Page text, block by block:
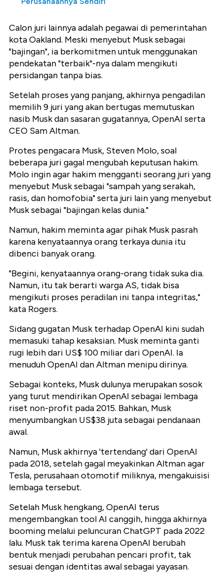
Calon juri lainnya adalah pegawai di pemerintahan
kota Oakland. Meski menyebut Musk sebagai
"bajingan", ia berkomitmen untuk menggunakan
pendekatan "terbaik"-nya dalam mengikuti
persidangan tanpa bias.
Setelah proses yang panjang, akhirnya pengadilan
memilih 9 juri yang akan bertugas memutuskan
nasib Musk dan sasaran gugatannya, OpenAI serta
CEO Sam Altman.
Protes pengacara Musk, Steven Molo, soal
beberapa juri gagal mengubah keputusan hakim.
Molo ingin agar hakim mengganti seorang juri yang
menyebut Musk sebagai "sampah yang serakah,
rasis, dan homofobia" serta juri lain yang menyebut
Musk sebagai "bajingan kelas dunia."
Namun, hakim meminta agar pihak Musk pasrah
karena kenyataannya orang terkaya dunia itu
dibenci banyak orang.
"Begini, kenyataannya orang-orang tidak suka dia.
Namun, itu tak berarti warga AS, tidak bisa
mengikuti proses peradilan ini tanpa integritas,"
kata Rogers.
Sidang gugatan Musk terhadap OpenAI kini sudah
memasuki tahap kesaksian. Musk meminta ganti
rugi lebih dari US$ 100 miliar dari OpenAI. Ia
menuduh OpenAI dan Altman menipu dirinya.
Sebagai konteks, Musk dulunya merupakan sosok
yang turut mendirikan OpenAI sebagai lembaga
riset non-profit pada 2015. Bahkan, Musk
menyumbangkan US$38 juta sebagai pendanaan
awal.
Namun, Musk akhirnya 'tertendang' dari OpenAI
pada 2018, setelah gagal meyakinkan Altman agar
Tesla, perusahaan otomotif miliknya, mengakuisisi
lembaga tersebut.
Setelah Musk hengkang, OpenAI terus
mengembangkan tool AI canggih, hingga akhirnya
booming melalui peluncuran ChatGPT pada 2022
lalu. Musk tak terima karena OpenAI berubah
bentuk menjadi perubahan pencari profit, tak
sesuai dengan identitas awal sebagai yayasan.